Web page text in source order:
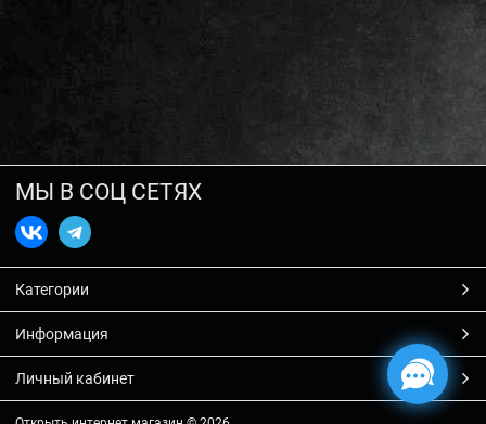
МЫ В СОЦ СЕТЯХ
Категории
Информация
Личный кабинет